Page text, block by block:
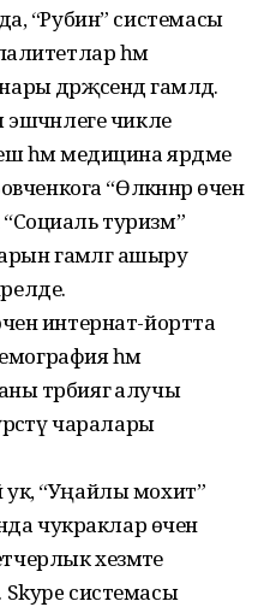
“Рубин” системасы
һәм
дәрәҗәсендә гамәлдә.
эшчәнлеге чикле
һәм медицина ярдәме
“Өлкәннәр өчен
туризм”
гамәлгә ашыру
интернат-йортта
һәм
тәрбиягә алучы
чаралары
“Уңайлы мохит”
чукраклар өчен
хезмәте
Skype системасы